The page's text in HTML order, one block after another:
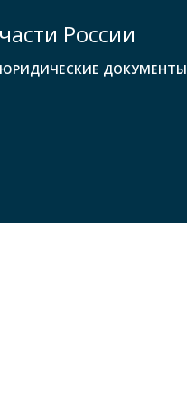
России
ДОКУМЕНТЫ